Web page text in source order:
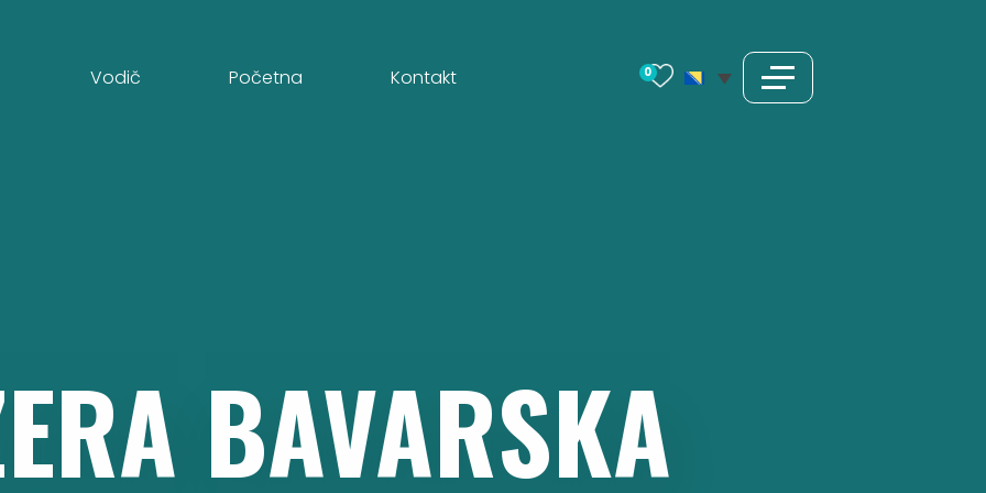
Vodič Početna Kontakt 0
BAVARSKA